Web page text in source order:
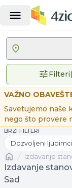
Filteri(
VAŽNO
Savetujemo naše
nego što provere
BRZI FILTERI
Dozvoljeni ljubimci
Naslovnaizdavanje
Izdavanje
Sad